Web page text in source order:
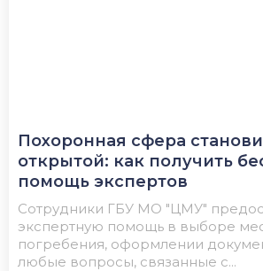
Похоронная сфера
открытой: как получить
помощь экспертов
Сотрудники ГБУ МО "ЦМУ"
экспертную помощь в выборе
погребения, оформлении
любые вопросы, связанные с...